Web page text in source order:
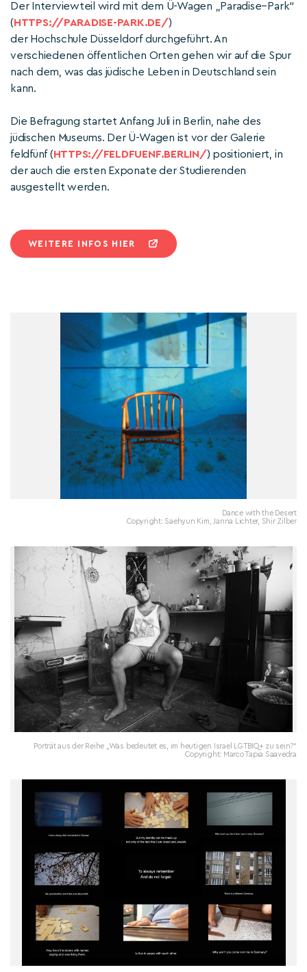
Der Interviewteil wird mit dem Ü-Wagen „Paradise–Park“
(HTTPS://PARADISE-PARK.DE/)
der Hochschule Düsseldorf durchgeführt. An
verschiedenen öffentlichen Orten gehen wir auf die Spur
nach dem, was das jüdische Leben in Deutschland sein
kann.
Die Befragung startet Anfang Juli in Berlin, nahe des
jüdischen Museums. Der Ü-Wagen ist vor der Galerie
feldfünf (HTTPS://FELDFUENF.BERLIN/) positioniert, in
der auch die ersten Exponate der Studierenden
ausgestellt werden.
WEITERE INFOS HIER
Dance with the Desert
Copyright: Saehyun Kim, Janna Lichter, Shir Zilber
Porträt aus der Reihe „Was bedeutet es, im heutigen Israel LGTBIQ+ zu sein?“
Copyright: Marco Tapia Saavedra